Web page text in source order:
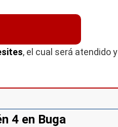
, el cual será atendido y
4 en Buga